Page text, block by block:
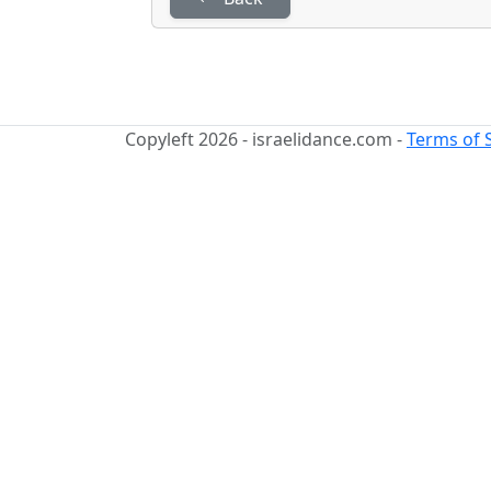
Copyleft 2026 - israelidance.com -Terms of